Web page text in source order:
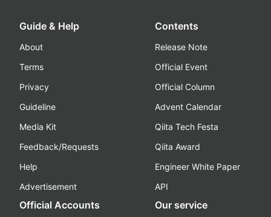
Guide & Help
About
Terms
Privacy
Guideline
Media Kit
Feedback/Requests
Help
Advertisement
Contents
Release Note
Official Event
Official Column
Advent Calendar
Qiita Tech Festa
Qiita Award
Engineer White Paper
API
Official Accounts Our service